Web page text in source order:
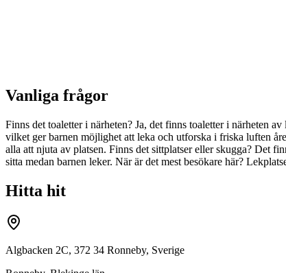
Vanliga frågor
Finns det toaletter i närheten? Ja, det finns toaletter i närheten
vilket ger barnen möjlighet att leka och utforska i friska luften
alla att njuta av platsen. Finns det sittplatser eller skugga? Det
sitta medan barnen leker. När är det mest besökare här?
Hitta hit
Algbacken 2C, 372 34 Ronneby, Sverige